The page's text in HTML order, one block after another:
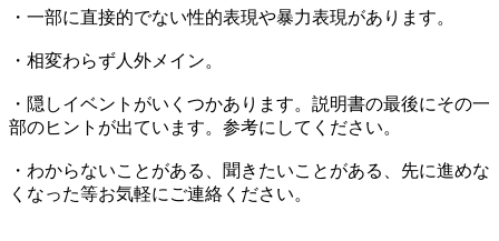
・一部に直接的でない性的表現や暴力表現があります。
・相変わらず人外メイン。
・隠しイベントがいくつかあります。説明書の最後にその一
部のヒントが出ています。参考にしてください。
・わからないことがある、聞きたいことがある、先に進めな
くなった等お気軽にご連絡ください。